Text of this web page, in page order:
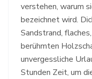
verstehen, warum
bezeichnet wird.
Sandstrand,
berühmten
unvergessliche
Stunden Zeit, um